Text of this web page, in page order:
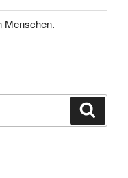
Menschen.